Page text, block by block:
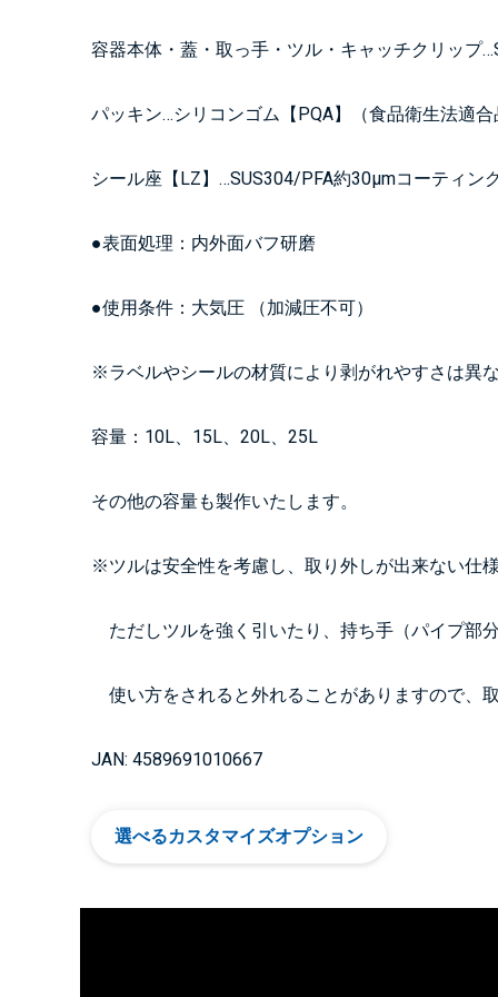
容器本体・蓋・取っ手・ツル・キャッチクリップ
パッキン…シリコンゴム【PQA】（食品衛生法適合
シール座【LZ】…SUS304/PFA約30μmコーティン
●表面処理：内外面バフ研磨
●使用条件：大気圧 （加減圧不可）
※ラベルやシールの材質により剥がれやすさは異
容量：10L、15L、20L、25L
その他の容量も製作いたします。
※ツルは安全性を考慮し、取り外しが出来ない仕
ただしツルを強く引いたり、持ち手（パイプ部
使い方をされると外れることがありますので、
JAN: 4589691010667
選べるカスタマイズオプション